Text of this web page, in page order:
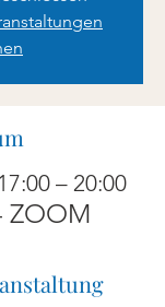
– 20:00
ZOOM